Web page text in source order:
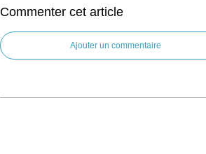
Commenter cet article
Ajouter un commentaire